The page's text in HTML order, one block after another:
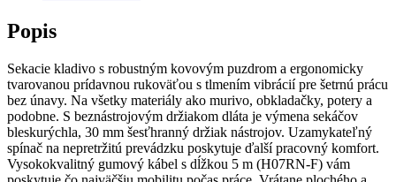
Popis
Sekacie kladivo s robustným kovovým puzdrom a ergonomicky
tvarovanou prídavnou rukoväťou s tlmením vibrácií pre šetrnú prácu
bez únavy. Na všetky materiály ako murivo, obkladačky, potery a
podobne. S beznástrojovým držiakom dláta je výmena sekáčov
bleskurýchla, 30 mm šesťhranný držiak nástrojov. Uzamykateľný
spínač na nepretržitú prevádzku poskytuje ďalší pracovný komfort.
Vysokokvalitný gumový kábel s dĺžkou 5 m (H07RN-F) vám